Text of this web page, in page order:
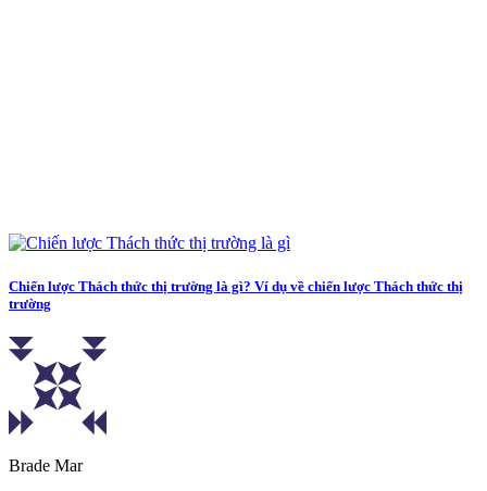
Chiến lược Thách thức thị trường là gì? Ví dụ về chiến lược Thách thức thị
trường
Brade Mar